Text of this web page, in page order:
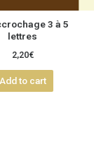
3 à 5
lettres
2,20€
Add to cart